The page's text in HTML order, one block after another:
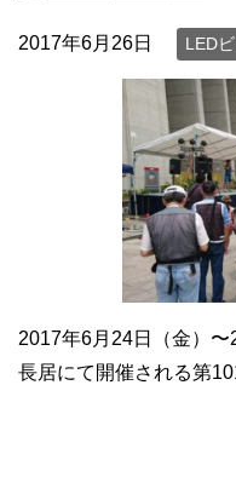
2017年6月26日 LED
2017年6月24日（金）
長居にて開催される第